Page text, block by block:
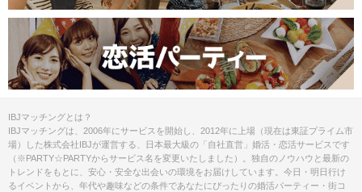
IBJマッチングとは？
IBJマッチングは、2006年にサービスを開始し、2012年に上場（現在は東証プライム市
場）した株式会社IBJが運営する、日本最大級の「自社直営」婚活・恋活サービスです
（※PARTY☆PARTYからサービス名を変更いたしました）。独自のノウハウと最新の
トレンドをもとに、安心・安全な出会いの環境をお届けしています。今日・明日行け
るイベントから、年代や趣味などの条件であなたにぴったりの婚活パーティー・街コ